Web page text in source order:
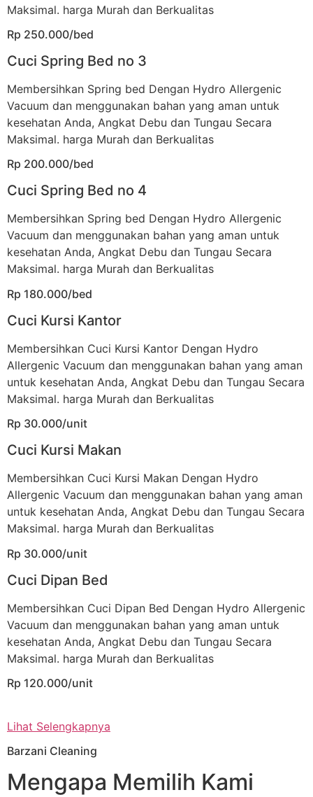
Maksimal. harga Murah dan Berkualitas
Rp 250.000/bed
Cuci Spring Bed no 3
Membersihkan Spring bed Dengan Hydro Allergenic
Vacuum dan menggunakan bahan yang aman untuk
kesehatan Anda, Angkat Debu dan Tungau Secara
Maksimal. harga Murah dan Berkualitas
Rp 200.000/bed
Cuci Spring Bed no 4
Membersihkan Spring bed Dengan Hydro Allergenic
Vacuum dan menggunakan bahan yang aman untuk
kesehatan Anda, Angkat Debu dan Tungau Secara
Maksimal. harga Murah dan Berkualitas
Rp 180.000/bed
Cuci Kursi Kantor
Membersihkan Cuci Kursi Kantor Dengan Hydro
Allergenic Vacuum dan menggunakan bahan yang aman
untuk kesehatan Anda, Angkat Debu dan Tungau Secara
Maksimal. harga Murah dan Berkualitas
Rp 30.000/unit
Cuci Kursi Makan
Membersihkan Cuci Kursi Makan Dengan Hydro
Allergenic Vacuum dan menggunakan bahan yang aman
untuk kesehatan Anda, Angkat Debu dan Tungau Secara
Maksimal. harga Murah dan Berkualitas
Rp 30.000/unit
Cuci Dipan Bed
Membersihkan Cuci Dipan Bed Dengan Hydro Allergenic
Vacuum dan menggunakan bahan yang aman untuk
kesehatan Anda, Angkat Debu dan Tungau Secara
Maksimal. harga Murah dan Berkualitas
Rp 120.000/unit
Lihat Selengkapnya
Barzani Cleaning
Mengapa Memilih Kami